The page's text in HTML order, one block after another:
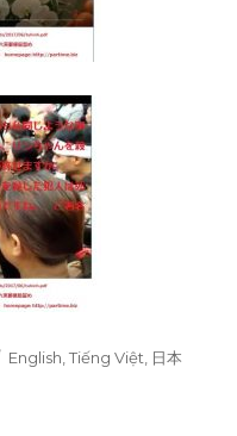
カ
English,Tiếng Việt, 日本